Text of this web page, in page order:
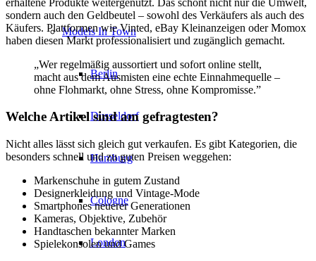
Models In Town
Berlin
Dusseldorf
Hamburg
Cologne
London
sondern auch den Geldbeutel – sowohl des Verkäufers als auch des
Käufers. Plattformen wie Vinted, eBay Kleinanzeigen oder Momox
haben diesen Markt professionalisiert und zugänglich gemacht.
„Wer regelmäßig aussortiert und sofort online stellt,
macht aus dem Ausmisten eine echte Einnahmequelle –
ohne Flohmarkt, ohne Stress, ohne Kompromisse.”
Welche Artikel sind am gefragtesten?
Nicht alles lässt sich gleich gut verkaufen. Es gibt Kategorien, die
besonders schnell und zu guten Preisen weggehen:
Markenschuhe in gutem Zustand
Designerkleidung und Vintage-Mode
Smartphones neuerer Generationen
Kameras, Objektive, Zubehör
Handtaschen bekannter Marken
Spielekonsolen und Games